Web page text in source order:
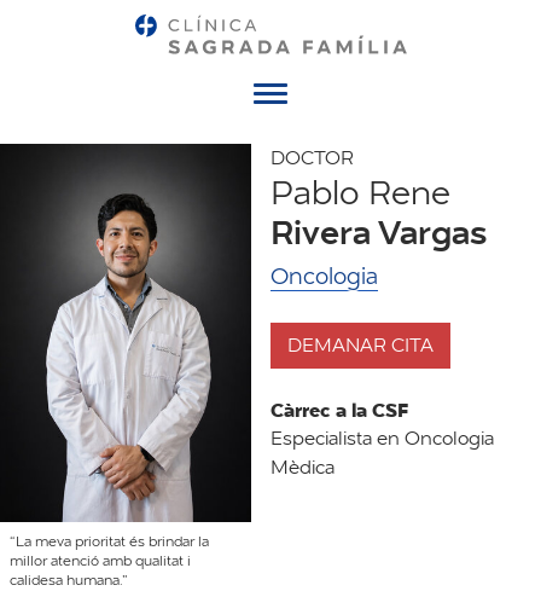
“La meva prioritat és brindar la
millor atenció amb qualitat i
calidesa humana.”
DOCTOR
Pablo Rene
Rivera Vargas
Oncologia
DEMANAR CITA
Càrrec a la CSF
Especialista en Oncologia
Mèdica